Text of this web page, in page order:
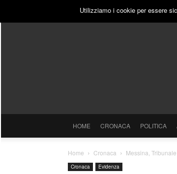
DOMENICA, 9 AGOSTO 2026
HOME CRONACA POLITICA
Home Cronaca Messina,
Cronaca Evidenza
Utilizziamo i cookie per essere